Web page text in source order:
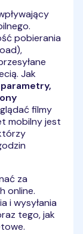
pobierania
Jak
filmy
mobilny jest
za
online.
i wysyłania
tego, jak